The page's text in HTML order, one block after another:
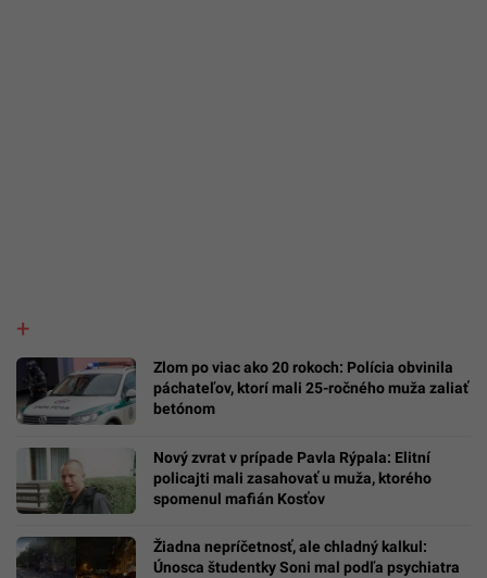
Zlom po viac ako 20 rokoch: Polícia obvinila
páchateľov, ktorí mali 25-ročného muža zaliať
betónom
Nový zvrat v prípade Pavla Rýpala: Elitní
policajti mali zasahovať u muža, ktorého
spomenul mafián Kosťov
Žiadna nepríčetnosť, ale chladný kalkul:
Únosca študentky Soni mal podľa psychiatra